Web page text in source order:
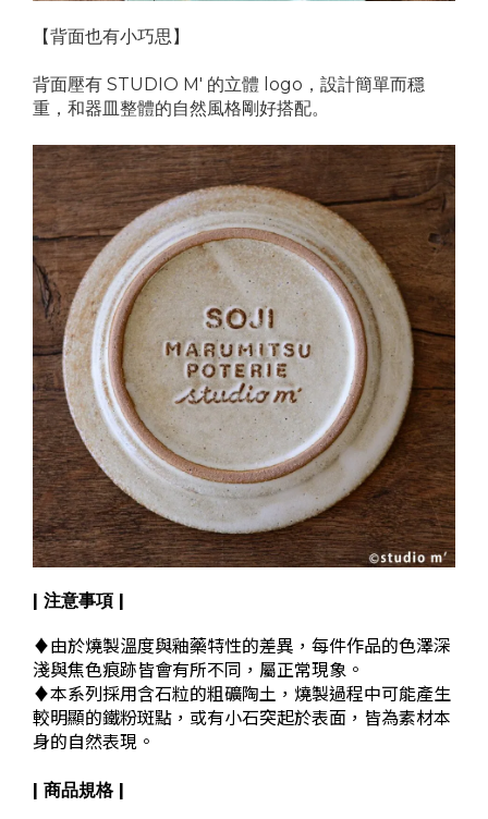
【背面也有小巧思】
背面壓有 STUDIO M' 的立體 logo，設計簡單而穩
重，和器皿整體的自然風格剛好搭配。
| 注意事項 |
♦由於燒製溫度與釉藥特性的差異，每件作品的色澤深
淺與焦色痕跡皆會有所不同，屬正常現象。
♦本系列採用含石粒的粗礦陶土，燒製過程中可能產生
較明顯的鐵粉斑點，或有小石突起於表面，皆為素材本
身的自然表現。
| 商品規格 |